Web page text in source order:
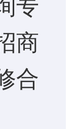
专
商
合